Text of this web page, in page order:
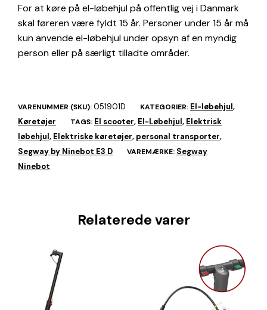
For at køre på el-løbehjul på offentlig vej i Danmark
skal føreren være fyldt 15 år. Personer under 15 år må
kun anvende el-løbehjul under opsyn af en myndig
person eller på særligt tilladte områder.
VARENUMMER (SKU):051901D KATEGORIER: El-løbehjul,
Køretøjer TAGS: El scooter, El-Løbehjul, Elektrisk
løbehjul, Elektriske køretøjer, personal transporter,
Segway by Ninebot E3 D VAREMÆRKE: Segway
Ninebot
Relaterede varer